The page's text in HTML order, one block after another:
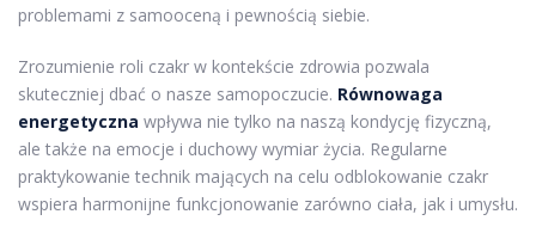
problemami z samooceną i pewnością siebie.
Zrozumienie roli czakr w kontekście zdrowia pozwala
skuteczniej dbać o nasze samopoczucie. Równowaga
energetyczna wpływa nie tylko na naszą kondycję fizyczną,
ale także na emocje i duchowy wymiar życia. Regularne
praktykowanie technik mających na celu odblokowanie czakr
wspiera harmonijne funkcjonowanie zarówno ciała, jak i umysłu.